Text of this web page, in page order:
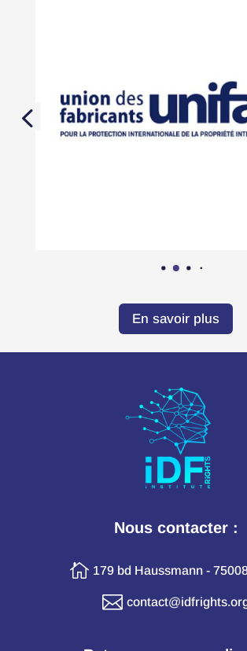
En savoir plus
Nous contacter :
 179 bd Haussmann -
